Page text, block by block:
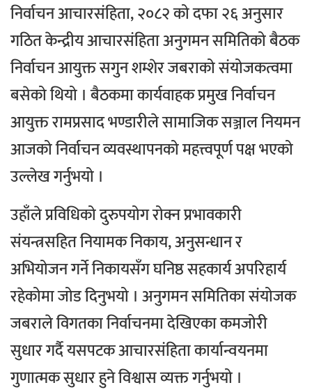
निर्वाचन आचारसंहिता, २०८२ को दफा २६ अनुसार
गठित केन्द्रीय आचारसंहिता अनुगमन समितिको बैठक
निर्वाचन आयुक्त सगुन शम्शेर जबराको संयोजकत्वमा
बसेको थियो । बैठकमा कार्यवाहक प्रमुख निर्वाचन
आयुक्त रामप्रसाद भण्डारीले सामाजिक सञ्जाल नियमन
आजको निर्वाचन व्यवस्थापनको महत्त्वपूर्ण पक्ष भएको
उल्लेख गर्नुभयो ।
उहाँले प्रविधिको दुरुपयोग रोक्न प्रभावकारी
संयन्त्रसहित नियामक निकाय, अनुसन्धान र
अभियोजन गर्ने निकायसँग घनिष्ठ सहकार्य अपरिहार्य
रहेकोमा जोड दिनुभयो । अनुगमन समितिका संयोजक
जबराले विगतका निर्वाचनमा देखिएका कमजोरी
सुधार गर्दै यसपटक आचारसंहिता कार्यान्वयनमा
गुणात्मक सुधार हुने विश्वास व्यक्त गर्नुभयो ।